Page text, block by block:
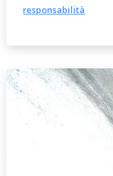
responsabilità